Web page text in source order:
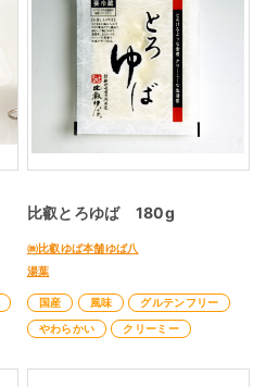
比叡とろゆば 180g
㈱比叡ゆば本舗ゆば八
湯葉
国産 風味
グルテンフリー
やわらかい
クリーミー